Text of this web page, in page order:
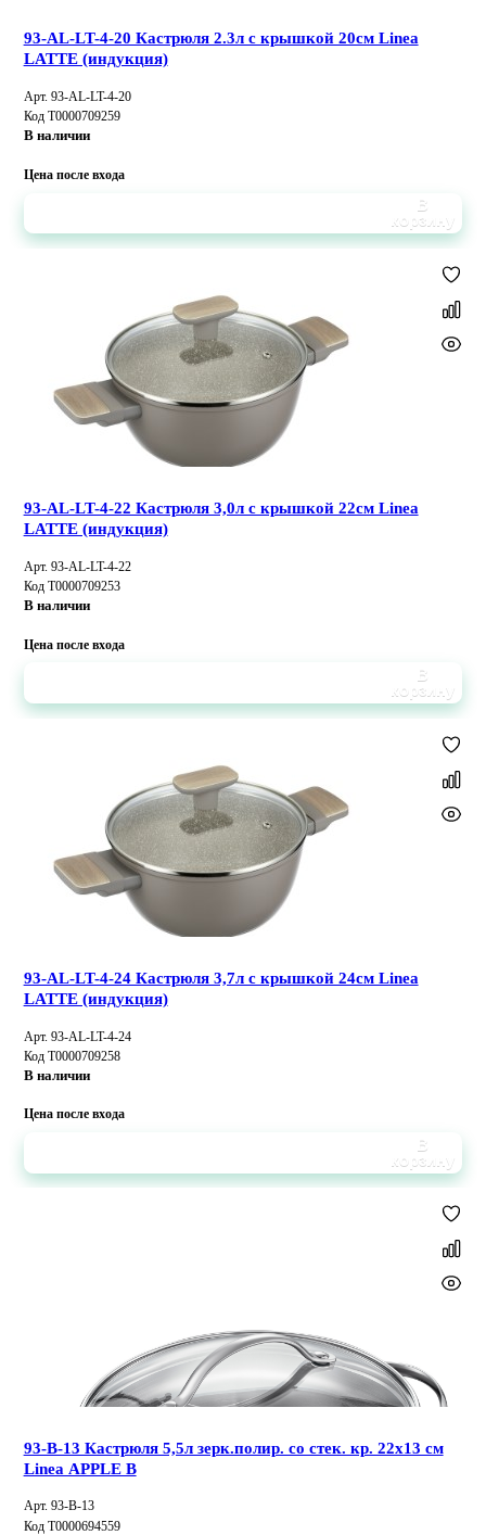
93-AL-LT-4-20 Кастрюля 2.3л с крышкой 20см Linea
LATTE (индукция)
Арт. 93-AL-LT-4-20
Код Т0000709259
В наличии
Цена после входа
В
корзину
93-AL-LT-4-22 Кастрюля 3,0л с крышкой 22см Linea
LATTE (индукция)
Арт. 93-AL-LT-4-22
Код Т0000709253
В наличии
Цена после входа
В
корзину
93-AL-LT-4-24 Кастрюля 3,7л с крышкой 24см Linea
LATTE (индукция)
Арт. 93-AL-LT-4-24
Код Т0000709258
В наличии
Цена после входа
В
корзину
93-B-13 Кастрюля 5,5л зерк.полир. со стек. кр. 22х13 см
Linea APPLE B
Арт. 93-B-13
Код Т0000694559